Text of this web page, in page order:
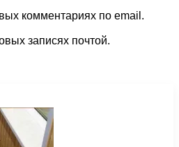
комментариях по email.
записях почтой.